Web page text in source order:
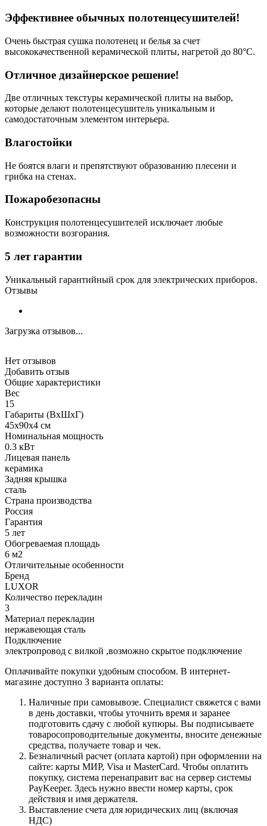
Эффективнее обычных полотенцесушителей!
Очень быстрая сушка полотенец и белья за счет
высококачественной керамической плиты, нагретой до 80°C.
Отличное дизайнерское решение!
Две отличных текстуры керамической плиты на выбор,
которые делают полотенцесушитель уникальным и
самодостаточным элементом интерьера.
Влагостойки
Не боятся влаги и препятствуют образованию плесени и
грибка на стенах.
Пожаробезопасны
Конструкция полотенцесушителей исключает любые
возможности возгорания.
5 лет гарантии
Уникальный гарантийный срок для электрических приборов.
Отзывы
Загрузка отзывов...
Нет отзывов
Добавить отзыв
Общие характеристики
Вес
15
Габариты (ВхШхГ)
45x90x4 см
Номинальная мощность
0.3 кВт
Лицевая панель
керамика
Задняя крышка
сталь
Страна производства
Россия
Гарантия
5 лет
Обогреваемая площадь
6 м2
Отличительные особенности
Бренд
LUXOR
Количество перекладин
3
Материал перекладин
нержавеющая сталь
Подключение
электропровод с вилкой ,возможно скрытое подключение
Оплачивайте покупки удобным способом. В интернет-
магазине доступно 3 варианта оплаты:
Наличные при самовывозе. Специалист свяжется с вами
в день доставки, чтобы уточнить время и заранее
подготовить сдачу с любой купюры. Вы подписываете
товаросопроводительные документы, вносите денежные
средства, получаете товар и чек.
Безналичный расчет (оплата картой) при оформлении на
сайте: карты МИР, Visa и MasterCard. Чтобы оплатить
покупку, система перенаправит вас на сервер системы
PayKeeper. Здесь нужно ввести номер карты, срок
действия и имя держателя.
Выставление счета для юридических лиц (включая
НДС)